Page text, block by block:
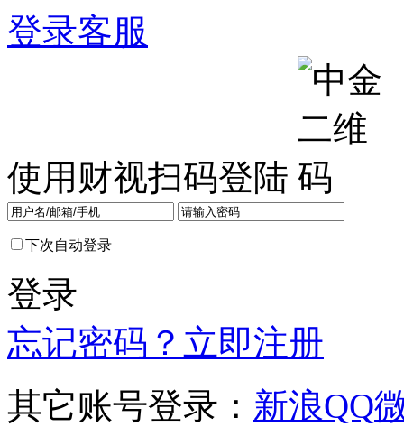
登录客服
使用财视扫码登陆
下次自动登录
登录
忘记密码？ 立即注册
其它账号登录： 新浪QQ